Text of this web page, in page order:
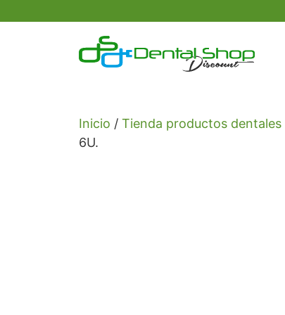
Inicio / Tienda productos dentales
6U.